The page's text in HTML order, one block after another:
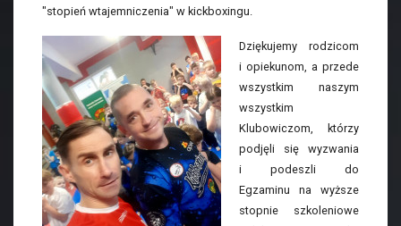
"stopień wtajemniczenia" w kickboxingu.
Dziękujemy rodzicom
i opiekunom, a przede
wszystkim naszym
wszystkim
Klubowiczom, którzy
podjęli się wyzwania
i podeszli do
Egzaminu na wyższe
stopnie szkoleniowe